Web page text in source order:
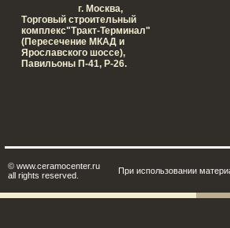
г. Москва,
Tорговый строительный
комплекс"Тракт-Терминал"
(Пересечение МКАД и
Ярославского шоссе),
Павильоны П-41, Р-26.
© www.ceramocenter.ru
all rights reserved.
При использовании